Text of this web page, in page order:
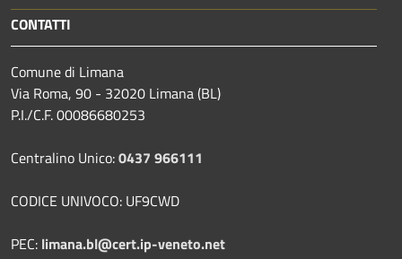
CONTATTI
Comune di Limana
Via Roma, 90 - 32020 Limana (BL)
P.I./C.F. 00086680253
Centralino Unico:0437 966111
CODICE UNIVOCO: UF9CWD
PEC: limana.bl@cert.ip-veneto.net